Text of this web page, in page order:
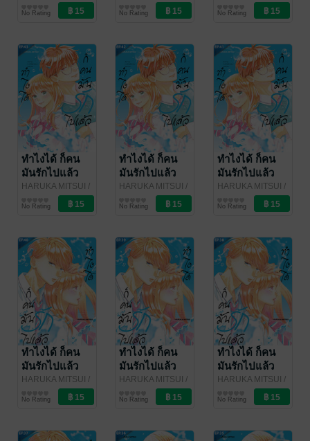
Bongkoch
Publishing
การ์ตูนรายตอน
No Rating
Bongkoch
Publishing
การ์ตูนรายตอน
No Rating
Bongkoch
Publishing
การ์ตูนรายตอน
No Rating
ทำไงได้ ก็คน
มันรักไปแล้ว
ตอน 43
HARUKA MITSUI /
Bongkoch
Publishing
การ์ตูนรายตอน
No Rating
ทำไงได้ ก็คน
มันรักไปแล้ว
ตอน 42
HARUKA MITSUI /
Bongkoch
Publishing
การ์ตูนรายตอน
No Rating
ทำไงได้ ก็คน
มันรักไปแล้ว
ตอน 41
HARUKA MITSUI /
Bongkoch
Publishing
การ์ตูนรายตอน
No Rating
ทำไงได้ ก็คน
มันรักไปแล้ว
ตอน 40
HARUKA MITSUI /
Bongkoch
Publishing
การ์ตูนรายตอน
No Rating
ทำไงได้ ก็คน
มันรักไปแล้ว
ตอน 39
HARUKA MITSUI /
Bongkoch
Publishing
การ์ตูนรายตอน
No Rating
ทำไงได้ ก็คน
มันรักไปแล้ว
ตอน 38
HARUKA MITSUI /
Bongkoch
Publishing
การ์ตูนรายตอน
No Rating